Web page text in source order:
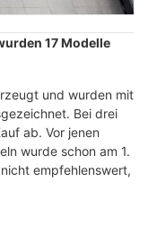
17 Modelle
und wurden mit
Bei drei
ab. Vor jenen
wurde schon am 1.
empfehlenswert,